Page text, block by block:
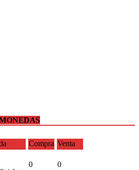
Compra Venta
0 0